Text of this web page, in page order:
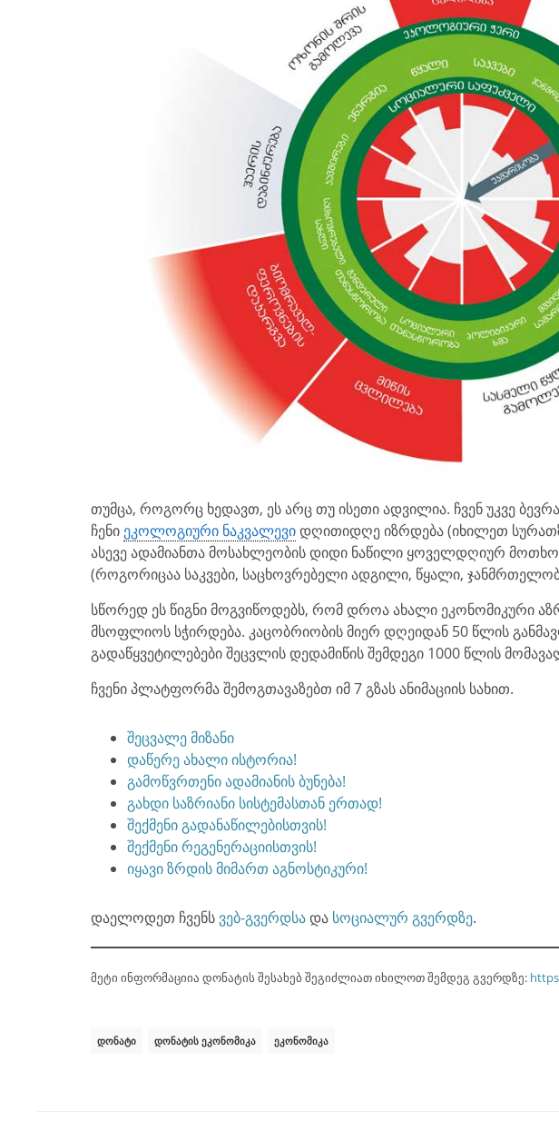
თუმცა, როგორც ხედავთ, ეს არც თუ ისეთი ადვილია. ჩვენ უკვე
ჩენი ეკოლოგიური ნაკვალევიდღითიდღე იზრდება (იხილეთ
ასევე ადამიანთა მოსახლეობის დიდი ნაწილი ყოველდღიურ
(როგორიცაა საკვები, საცხოვრებელი ადგილი, წყალი,
სწორედ ეს წიგნი მოგვიწოდებს, რომ დროა ახალი ეკონომიკური
მსოფლიოს სჭირდება. კაცობრიობის მიერ დღეიდან 50 წლის
გადაწყვეტილებები შეცვლის დედამიწის შემდეგი 1000 წლის
ჩვენი პლატფორმა შემოგთავაზებთ იმ 7 გზას ანიმაციის სახით.
შეცვალე მიზანი
დაწერე ახალი ისტორია!
გამოწვრთენი ადამიანის ბუნება!
გახდი საზრიანი სისტემასთან ერთად!
შექმენი გადანაწილებისთვის!
შექმენი რეგენერაციისთვის!
იყავი ზრდის მიმართ აგნოსტიკური!
დაელოდეთ ჩვენს ვებ-გვერდსადა სოციალურ გვერდზე.
მეტი ინფორმაციია დონატის შესახებ შეგიძლიათ იხილოთ შემდეგ გვერდზე:
ᲓᲝᲜᲐᲢᲘ ᲓᲝᲜᲐᲢᲘᲡ ᲔᲙᲝᲜᲝᲛᲘᲙᲐ ᲔᲙᲝᲜᲝᲛᲘᲙᲐ